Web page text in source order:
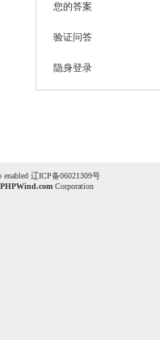
您的答案
验证问答
隐身登录
辽ICP备06021309号
PHPWind.comCorporation